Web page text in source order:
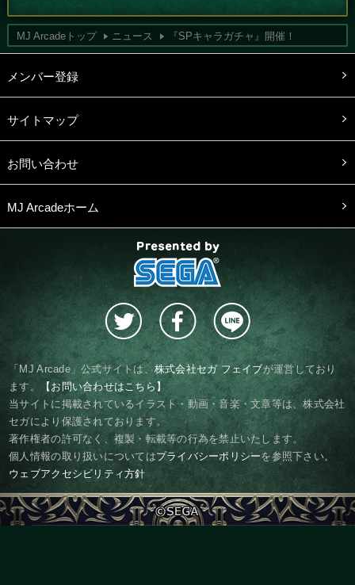
MJ Arcadeトップ ニュース 『SPキャラガチャ』開催！
メンバー登録
サイトマップ
お問い合わせ
MJ Arcadeホーム
「MJ Arcade」公式サイトは、株式会社セガ フェイブが運営しており
ます。
【お問い合わせはこちら】
当サイトに掲載されているイラスト・動画・音楽・文章等は、株式会社
セガにより保護されております。
著作権者の許可なく、複製・転載等の行為を禁止いたします。
個人情報の取り扱いについてはプライバシーポリシーを参照下さい。
ウェブアクセシビリティ方針